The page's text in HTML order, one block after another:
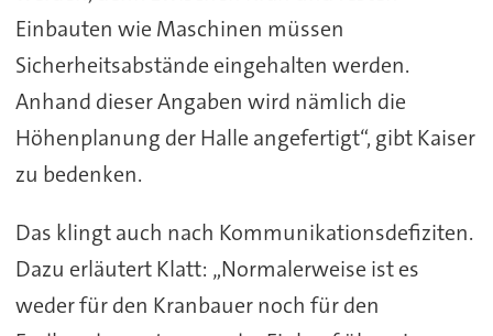
Einbauten wie Maschinen müssen
Sicherheitsabstände eingehalten werden.
Anhand dieser Angaben wird nämlich die
Höhenplanung der Halle angefertigt“, gibt Kaiser
zu bedenken.
Das klingt auch nach Kommunikationsdefiziten.
Dazu erläutert Klatt: „Normalerweise ist es
weder für den Kranbauer noch für den